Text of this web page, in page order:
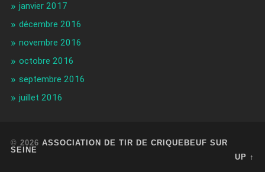
janvier 2017
décembre 2016
novembre 2016
octobre 2016
septembre 2016
juillet 2016
© 2026 ASSOCIATION DE TIR DE CRIQUEBEUF SUR
SEINE
UP ↑